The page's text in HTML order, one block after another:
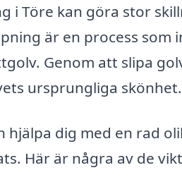
i Töre kan göra stor
är en process som
Genom att slipa
ursprungliga skönhet.
hjälpa dig med en rad
Här är några av de